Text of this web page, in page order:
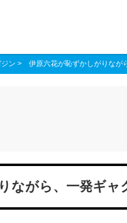
ン > 伊原六花が恥ずかしがりなが
ながら、一発ギャ